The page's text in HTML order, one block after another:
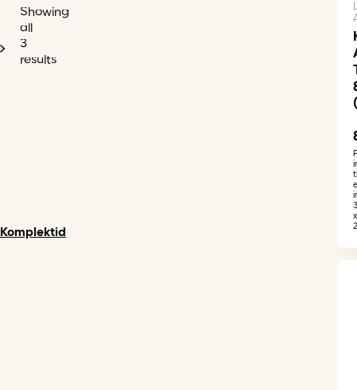
Komplektid
Showing
all
3
results
3
x